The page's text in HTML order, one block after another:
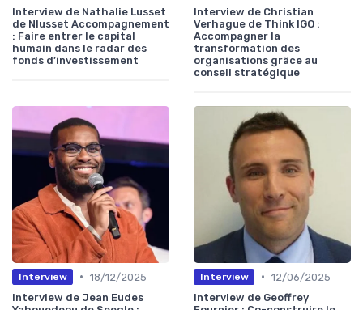
Interview de Nathalie Lusset
de Nlusset Accompagnement
: Faire entrer le capital
humain dans le radar des
fonds d’investissement
Interview de Christian
Verhague de Think IGO :
Accompagner la
transformation des
organisations grâce au
conseil stratégique
Interview • 18/12/2025
Interview de Jean Eudes
Interview • 12/06/2025
Interview de Geoffrey